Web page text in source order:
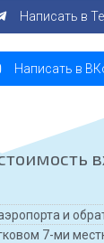
Написать в
Написать в
и
7-ми